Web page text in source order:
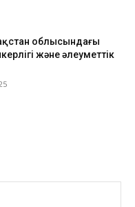
облысындағы
және әлеуметтік